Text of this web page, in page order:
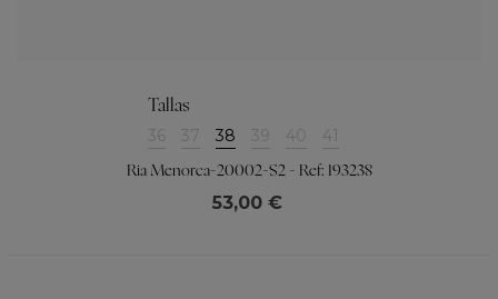
Tallas
36 37 38 39 40 41
Ria Menorca-20002-S2 - Ref: 193238
53,00 €